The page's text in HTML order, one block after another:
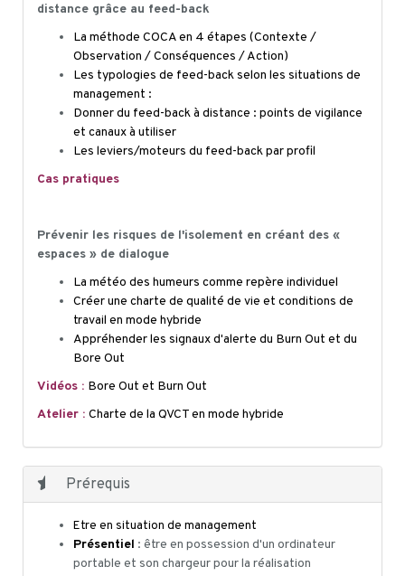
distance grâce au feed-back
La méthode COCA en 4 étapes (Contexte /
Observation / Conséquences / Action)
Les typologies de feed-back selon les situations de
management :
Donner du feed-back à distance : points de vigilance
et canaux à utiliser
Les leviers/moteurs du feed-back par profil
Cas pratiques
Prévenir les risques de l'isolement en créant des «
espaces » de dialogue
La météo des humeurs comme repère individuel
Créer une charte de qualité de vie et conditions de
travail en mode hybride
Appréhender les signaux d'alerte du Burn Out et du
Bore Out
Vidéos : Bore Out et Burn Out
Atelier : Charte de la QVCT en mode hybride
Prérequis
Etre en situation de management
Présentiel : être en possession d'un ordinateur
portable et son chargeur pour la réalisation